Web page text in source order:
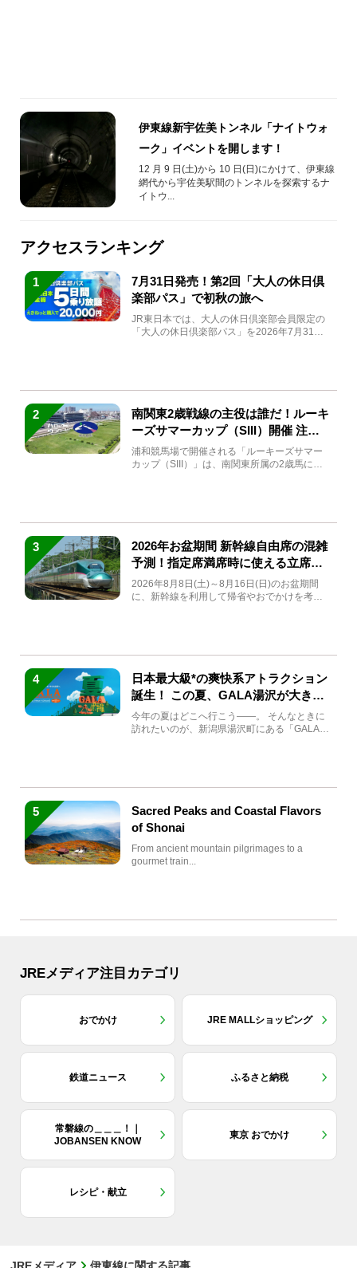
伊東線新宇佐美トンネル「ナイトウォ
ーク」イベントを開します！
12 月 9 日(土)から 10 日(日)にかけて、伊東線
網代から宇佐美駅間のトンネルを探索するナ
イトウ...
アクセスランキング
1
7月31日発売！第2回「大人の休日倶
楽部パス」で初秋の旅へ
JR東日本では、大人の休日倶楽部会員限定の
「大人の休日倶楽部パス」を2026年7月31日
2
南関東2歳戦線の主役は誰だ！ルーキ
ーズサマーカップ（SIII）開催 注目
馬と見どころをチェック
浦和競馬場で開催される「ルーキーズサマー
カップ（SIII）」は、南関東所属の2歳馬によ
3
2026年お盆期間 新幹線自由席の混雑
予測！指定席満席時に使える立席特
急券も解説
2026年8月8日(土)～8月16日(日)のお盆期間
に、新幹線を利用して帰省やおでかけを考え
4
日本最大級*の爽快系アトラクション
誕生！ この夏、GALA湯沢が大きく
生まれ変わる
今年の夏はどこへ行こう――。 そんなときに
訪れたいのが、新潟県湯沢町にある「GALA湯
5
Sacred Peaks and Coastal Flavors
of Shonai
From ancient mountain pilgrimages to a
gourmet train...
JREメディア注目カテゴリ
おでかけ JRE MALLショッピング
鉄道ニュース ふるさと納税
常磐線の＿＿＿！｜
JOBANSEN KNOW
東京 おでかけ
レシピ・献立